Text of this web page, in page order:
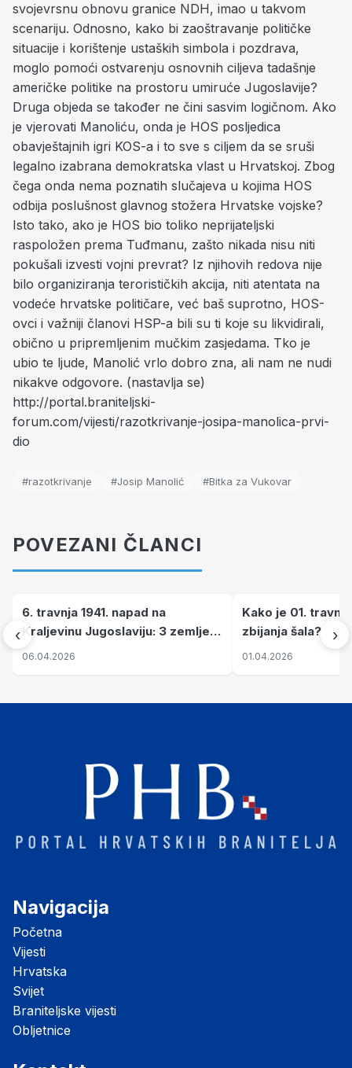
svojevrsnu obnovu granice NDH, imao u takvom
scenariju. Odnosno, kako bi zaoštravanje političke
situacije i korištenje ustaških simbola i pozdrava,
moglo pomoći ostvarenju osnovnih ciljeva tadašnje
američke politike na prostoru umiruće Jugoslavije?
Druga objeda se također ne čini sasvim logičnom. Ako
je vjerovati Manoliću, onda je HOS posljedica
obavještajnih igri KOS-a i to sve s ciljem da se sruši
legalno izabrana demokratska vlast u Hrvatskoj. Zbog
čega onda nema poznatih slučajeva u kojima HOS
odbija poslušnost glavnog stožera Hrvatske vojske?
Isto tako, ako je HOS bio toliko neprijateljski
raspoložen prema Tuđmanu, zašto nikada nisu niti
pokušali izvesti vojni prevrat? Iz njihovih redova nije
bilo organiziranja terorističkih akcija, niti atentata na
vodeće hrvatske političare, već baš suprotno, HOS-
ovci i važniji članovi HSP-a bili su ti koje su likvidirali,
obično u pripremljenim mučkim zasjedama. Tko je
ubio te ljude, Manolić vrlo dobro zna, ali nam ne nudi
nikakve odgovore. (nastavlja se)
http://portal.braniteljski-
forum.com/vijesti/razotkrivanje-josipa-manolica-prvi-
dio
#razotkrivanje #Josip Manolić #Bitka za Vukovar
POVEZANI ČLANCI
‹
6. travnja 1941. napad na
Kraljevinu Jugoslaviju: 3 zemlje
nastale njenim raspadom
06.04.2026
Kako je 01.
zbijanja šala?
01.04.2026
›
Navigacija
Početna
Vijesti
Hrvatska
Svijet
Braniteljske vijesti
Obljetnice